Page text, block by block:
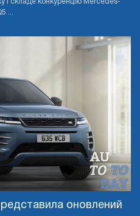
і складе конкуренцію Mercedes-
...
оновлений